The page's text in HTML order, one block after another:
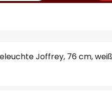
Joffrey, 76 cm,